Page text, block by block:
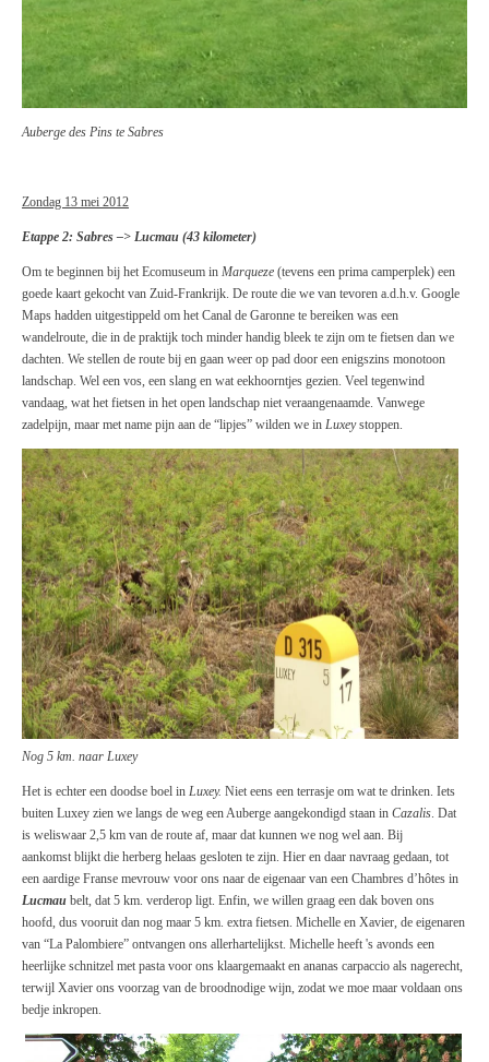
Auberge des Pins te Sabres
Zondag 13 mei 2012
Etappe 2: Sabres –> Lucmau (43 kilometer)
Om te beginnen bij het Ecomuseum in Marqueze (tevens een prima camperplek) een
goede kaart gekocht van Zuid-Frankrijk. De route die we van tevoren a.d.h.v. Google
Maps hadden uitgestippeld om het Canal de Garonne te bereiken was een
wandelroute, die in de praktijk toch minder handig bleek te zijn om te fietsen dan we
dachten. We stellen de route bij en gaan weer op pad door een enigszins monotoon
landschap. Wel een vos, een slang en wat eekhoorntjes gezien. Veel tegenwind
vandaag, wat het fietsen in het open landschap niet veraangenaamde. Vanwege
zadelpijn, maar met name pijn aan de “lipjes” wilden we in Luxeystoppen.
Nog 5 km. naar Luxey
Het is echter een doodse boel in Luxey. Niet eens een terrasje om wat te drinken. Iets
buiten Luxey zien we langs de weg een Auberge aangekondigd staan in Cazalis. Dat
is weliswaar 2,5 km van de route af, maar dat kunnen we nog wel aan. Bij
aankomst blijkt die herberg helaas gesloten te zijn. Hier en daar navraag gedaan, tot
een aardige Franse mevrouw voor ons naar de eigenaar van een Chambres d’hôtes in
Lucmau belt, dat 5 km. verderop ligt. Enfin, we willen graag een dak boven ons
hoofd, dus vooruit dan nog maar 5 km. extra fietsen. Michelle en Xavier, de eigenaren
van “La Palombiere” ontvangen ons allerhartelijkst. Michelle heeft 's avonds een
heerlijke schnitzel met pasta voor ons klaargemaakt en ananas carpaccio als nagerecht,
terwijl Xavier ons voorzag van de broodnodige wijn, zodat we moe maar voldaan ons
bedje inkropen.